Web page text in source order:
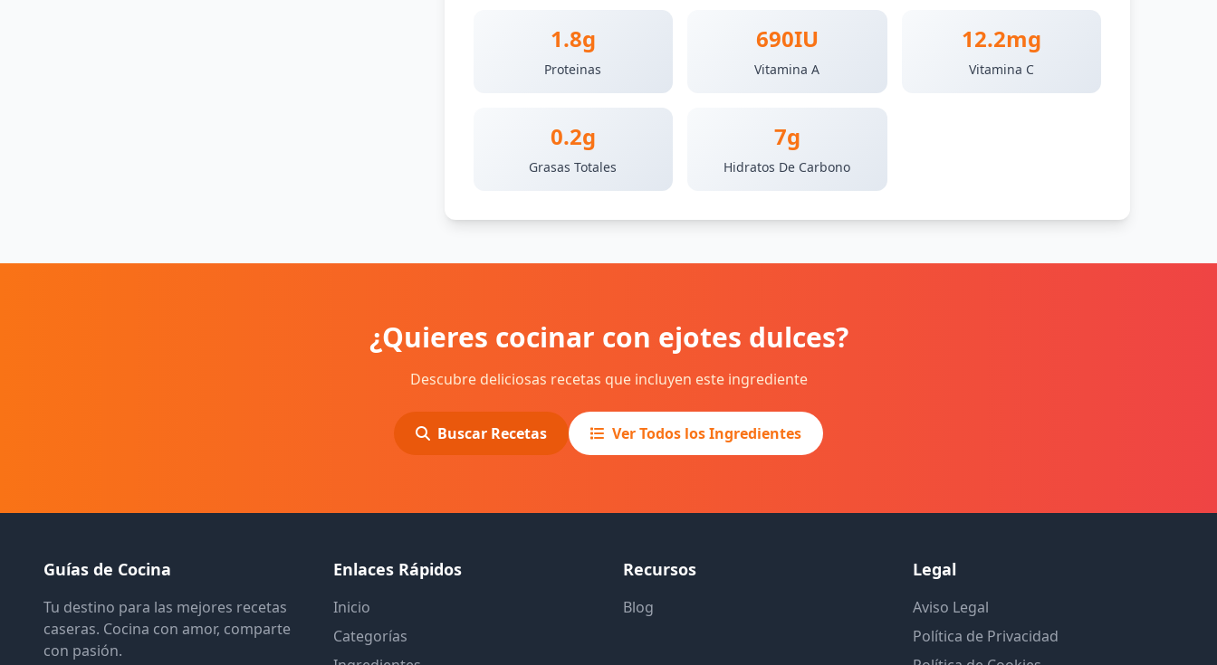
1.8g
Proteinas
690IU
Vitamina A
12.2mg
Vitamina C
0.2g
Grasas Totales
7g
Hidratos De Carbono
¿Quieres cocinar con ejotes dulces?
Descubre deliciosas recetas que incluyen este ingrediente
Buscar Recetas Ver Todos los Ingredientes
Guías de Cocina
Tu destino para las mejores recetas
caseras. Cocina con amor, comparte
con pasión.
Enlaces Rápidos
Inicio
Categorías
Recursos
Blog
Legal
Aviso Legal
Política de Privacidad